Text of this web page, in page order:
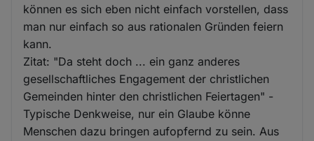
können es sich eben nicht einfach vorstellen, dass
man nur einfach so aus rationalen Gründen feiern
kann.
Zitat: "Da steht doch ... ein ganz anderes
gesellschaftliches Engagement der christlichen
Gemeinden hinter den christlichen Feiertagen" -
Typische Denkweise, nur ein Glaube könne
Menschen dazu bringen aufopfernd zu sein. Aus